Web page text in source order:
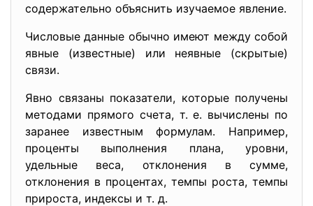
содержательно объяснить изучаемое явление.
Числовые данные обычно имеют между собой
явные (известные) или неявные (скрытые)
связи.
Явно связаны показатели, которые получены
методами прямого счета, т. е. вычислены по
заранее известным формулам. Например,
проценты выполнения плана, уровни,
удельные веса, отклонения в сумме,
отклонения в процентах, темпы роста, темпы
прироста, индексы и т. д.